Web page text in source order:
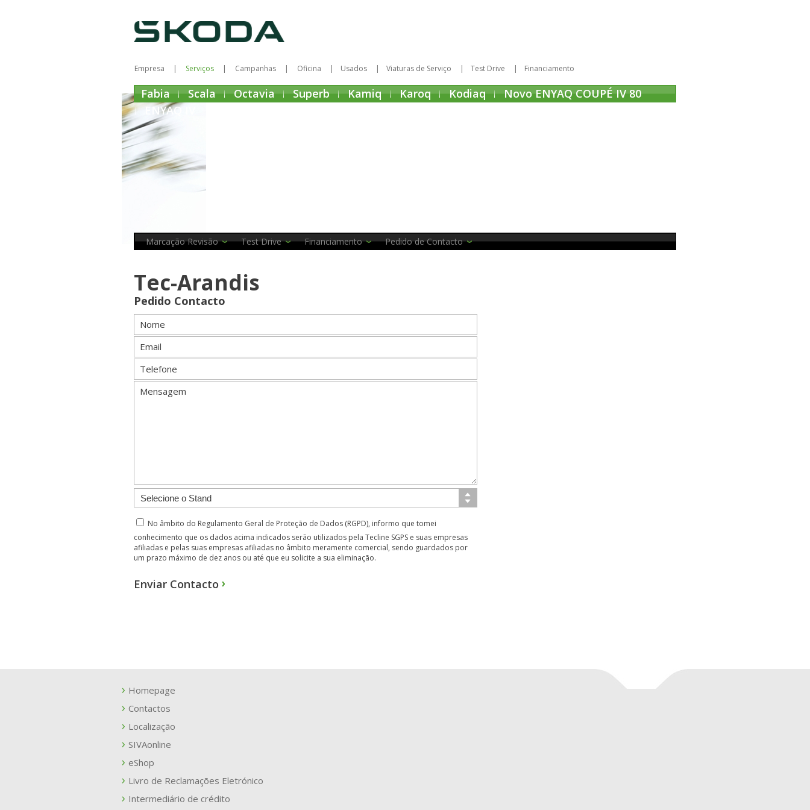
Empresa Serviços Campanhas Oficina Usados Viaturas de Serviço Test Drive Financiamento
Fabia Scala Octavia Superb Kamiq Karoq Kodiaq
Novo ENYAQ COUPÉ IV 80
ENYAQ IV
Marcação Revisão Test Drive Financiamento Pedido de Contacto
Tec-Arandis
Pedido Contacto
Nome
Email
Telefone
Mensagem
No âmbito do Regulamento Geral de Proteção de Dados (RGPD), informo que tomei
conhecimento que os dados acima indicados serão utilizados pela Tecline SGPS e suas empresas
afiliadas e pelas suas empresas afiliadas no âmbito meramente comercial, sendo guardados por
um prazo máximo de dez anos ou até que eu solicite a sua eliminação.
Homepage
Contactos
Localização
SIVAonline
eShop
Livro de Reclamações Eletrónico
Intermediário de crédito